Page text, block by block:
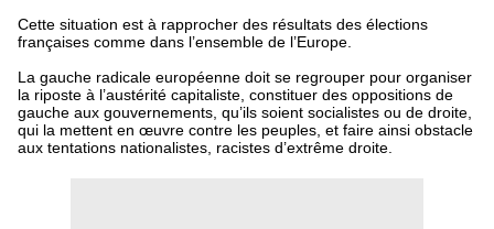
Cette situation est à rapprocher des résultats des élections
françaises comme dans l’ensemble de l’Europe.
La gauche radicale européenne doit se regrouper pour organiser
la riposte à l’austérité capitaliste, constituer des oppositions de
gauche aux gouvernements, qu’ils soient socialistes ou de droite,
qui la mettent en œuvre contre les peuples, et faire ainsi obstacle
aux tentations nationalistes, racistes d’extrême droite.